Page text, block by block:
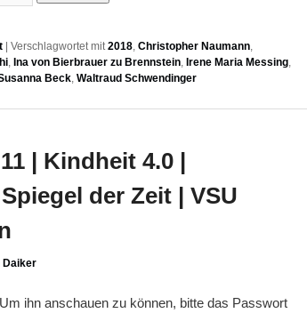
Verschlagwortet mit 2018, Christopher Naumann,
, Ina von Bierbrauer zu Brennstein, Irene Maria Messing,
Beck, Waltraud Schwendinger
| Kindheit 4.0 |
der Zeit | VSU
Daiker
ihn anschauen zu können, bitte das Passwort